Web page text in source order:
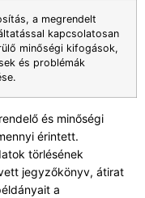
a megrendelt
kapcsolatosan
minőségi kifogások,
és problémák
és minőségi
érintett.
törlésének
jegyzőkönyv, átirat
a